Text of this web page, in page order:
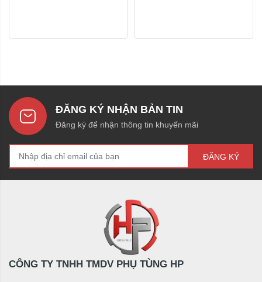
ĐĂNG KÝ NHẬN BẢN TIN
Đăng ký để nhận thông tin khuyến mãi
ĐĂNG KÝ
CÔNG TY TNHH TMDV PHỤ TÙNG HP